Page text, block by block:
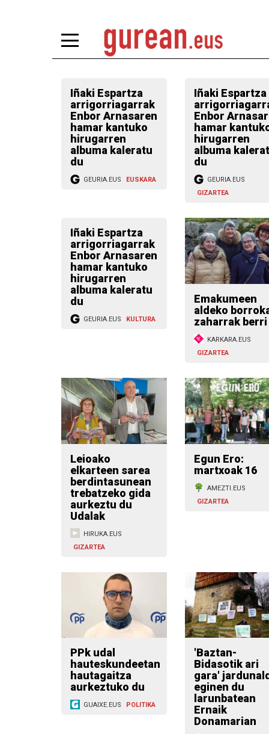
Iñaki Espartza
arrigorriagarrak
Enbor Arnasaren
hamar kantuko
hirugarren
albuma kaleratu
du
GEURIA.EUS EUSKARA
Iñaki Espartza
Enbor
hamar
hirugarren
albuma
du
GEURIA.EUS
GIZARTEA
Iñaki Espartza
arrigorriagarrak
Enbor Arnasaren
hamar kantuko
hirugarren
albuma kaleratu
du
GEURIA.EUS KULTURA
Emakumeen
aldeko
zaharrak berri
KARKARA.EUS
GIZARTEA
Leioako
elkarteen sarea
berdintasunean
trebatzeko gida
aurkeztu du
Udalak
HIRUKA.EUS
GIZARTEA
Egun Ero:
martxoak 16
AMEZTI.EUS
GIZARTEA
PPk udal
hauteskundeetan
hautagaitza
aurkeztuko du
GUAIXE.EUS POLITIKA
'Baztan-
Bidasotik ari
gara'
eginen du
larunbatean
Ernaik
Donamarian